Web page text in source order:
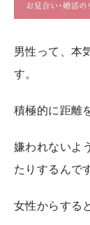
男性って、本
す。
積極的に距離
嫌われないよ
たりするんで
女性からする